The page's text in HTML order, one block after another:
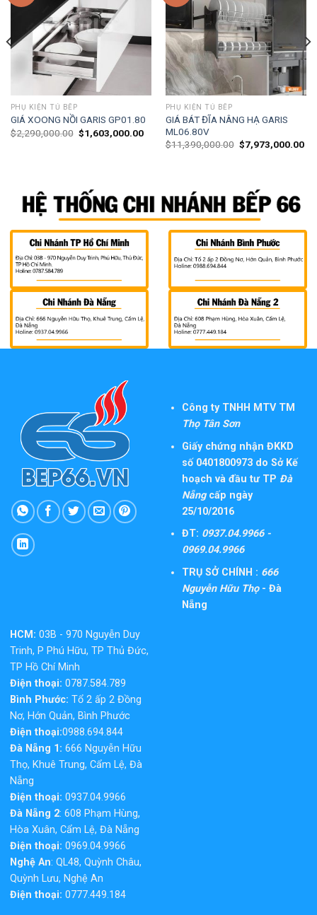
PHỤ KIỆN TỦ BẾP
GIÁ XOONG NỒI GARIS GP01.80
$2,290,000.00 $1,603,000.00
PHỤ KIỆN TỦ BẾP
GIÁ BÁT ĐĨA NÂNG HẠ GARIS
ML06.80V
$11,390,000.00 $7,973,000.00
Công ty TNHH MTV TM
Thọ Tân Sơn
Giấy chứng nhận ĐKKD
số 0401800973 do Sở Kế
hoạch và đầu tư TP Đà
Nẵngcấp ngày
25/10/2016
ĐT: 0937.04.9966 -
0969.04.9966
TRỤ SỞ CHÍNH : 666
Nguyễn Hữu Thọ- Đà
Nẵng
HCM: 03B - 970 Nguyễn Duy
Trinh, P Phú Hữu, TP Thủ Đức,
TP Hồ Chí Minh
Điện thoại: 0787.584.789
Bình Phước: Tổ 2 ấp 2 Đồng
Nơ, Hớn Quản, Bình Phước
Điện thoại:0988.694.844
Đà Nẵng 1: 666 Nguyễn Hữu
Thọ, Khuê Trung, Cẩm Lệ, Đà
Nẵng
Điện thoại: 0937.04.9966
Đà Nẵng 2: 608 Phạm Hùng,
Hòa Xuân, Cẩm Lệ, Đà Nẵng
Điện thoại: 0969.04.9966
Nghệ An: QL48, Quỳnh Châu,
Quỳnh Lưu, Nghệ An
Điện thoại: 0777.449.184